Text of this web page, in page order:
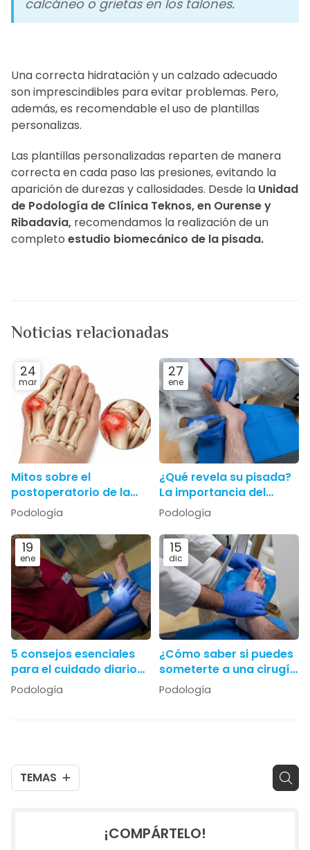
TEMAS
calcáneo o grietas en los talones.
Una correcta hidratación y un calzado adecuado
son imprescindibles para evitar problemas. Pero,
además, es recomendable el uso de plantillas
personalizas.
Las plantillas personalizadas reparten de manera
correcta en cada paso las presiones, evitando la
aparición de durezas y callosidades. Desde la Unidad
de Podología de Clínica Teknos, en Ourense y
Ribadavia, recomendamos la realización de un
completo estudio biomecánico de la pisada.
Noticias relacionadas
24
mar
Mitos sobre el
postoperatorio de la
cirugía de juanetes
Podología
27
ene
¿Qué revela su pisada?
La importancia del
Estudio Biomecánico
Podoactiva
Podología
19
ene
5 consejos esenciales
para el cuidado diario
de los pies
Podología
15
dic
¿Cómo saber si puedes
someterte a una cirugía
del pie?
Podología
¡COMPÁRTELO!